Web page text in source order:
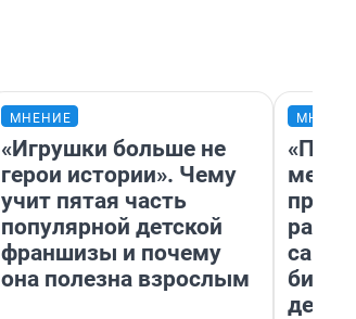
МНЕНИЕ
«Игрушки больше не
герои истории». Чему
учит пятая часть
популярной детской
франшизы и почему
она полезна взрослым